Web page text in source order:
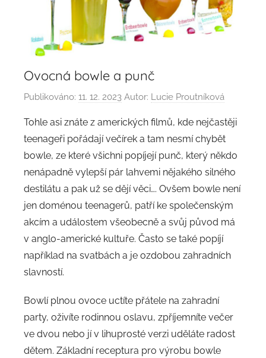
Ovocná bowle a punč
Publikováno: 11. 12. 2023 Autor: Lucie Proutníková
Tohle asi znáte z amerických filmů, kde nejčastěji
teenageři pořádají večírek a tam nesmí chybět
bowle, ze které všichni popíjejí punč, který někdo
nenápadně vylepší pár lahvemi nějakého silného
destilátu a pak už se dějí věci…. Ovšem bowle není
jen doménou teenagerů, patří ke společenským
akcím a událostem všeobecně a svůj původ má
v anglo-americké kultuře. Často se také popíjí
například na svatbách a je ozdobou zahradních
slavností.
Bowlí plnou ovoce uctíte přátele na zahradní
party, oživíte rodinnou oslavu, zpříjemníte večer
ve dvou nebo jí v lihuprosté verzi uděláte radost
dětem. Základní receptura pro výrobu bowle